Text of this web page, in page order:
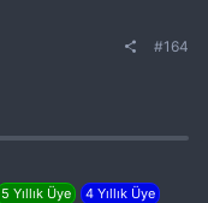
#164
5 Yıllık Üye
4 Yıllık Üye